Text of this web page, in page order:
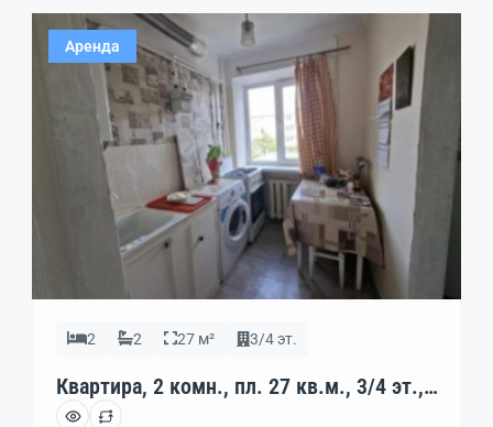
предложем еще варианты для Вашего комфортного
проживания .
Аренда
2 2 27 м² 3/4 эт.
Квартира, 2 комн., пл. 27 кв.м., 3/4 эт.,
код: 462385